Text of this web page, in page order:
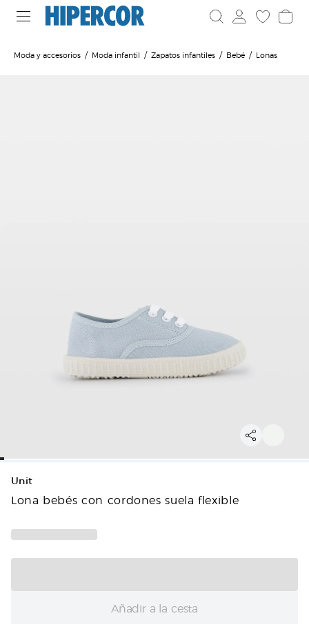
Moda y accesorios Moda infantil Zapatos infantiles Bebé Lonas
Unit
Lona bebés con cordones suela flexible
Añadir a la cesta